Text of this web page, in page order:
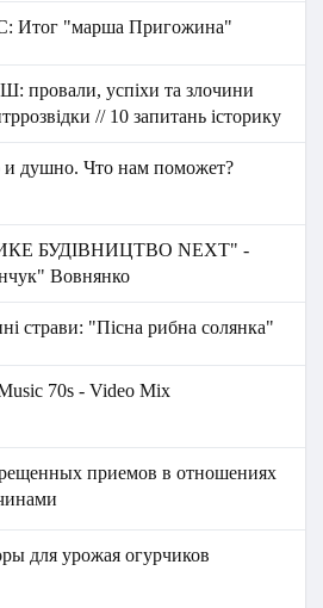
Итог "марша Пригожина"
провали, успіхи та злочини
// 10 запитань історику
душно. Что нам поможет?
БУДІВНИЦТВО NEXT" -
Вовнянко
страви: "Пісна рибна солянка"
70s - Video Mix
приемов в отношениях
для урожая огурчиков